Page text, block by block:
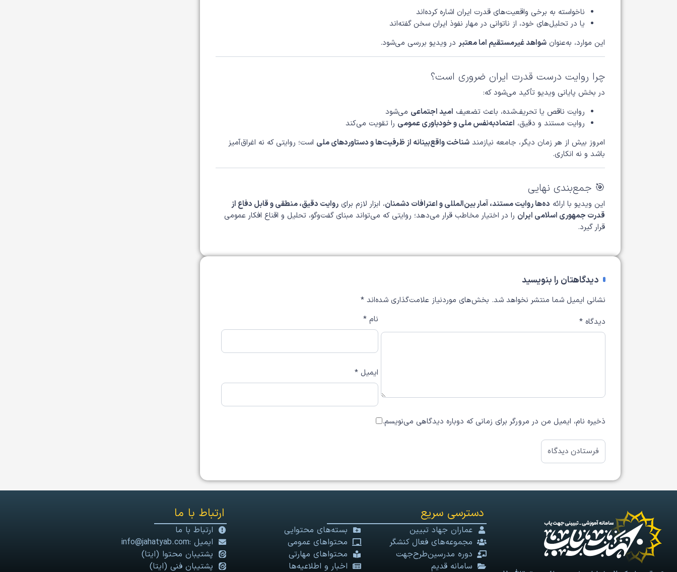
ناخواسته به برخی واقعیت‌های قدرت ایران اشاره کرده‌اند
یا در تحلیل‌های خود، از ناتوانی در مهار نفوذ ایران سخن گفته‌اند
این موارد، به‌عنوان شواهد غیرمستقیم اما معتبر در ویدیو بررسی می‌شود.
چرا روایت درست قدرت ایران ضروری است؟
در بخش پایانی ویدیو تأکید می‌شود که:
روایت ناقص یا تحریف‌شده، باعث تضعیف امید اجتماعی می‌شود
روایت مستند و دقیق، اعتمادبه‌نفس ملی و خودباوری عمومی را تقویت می‌کند
امروز بیش از هر زمان دیگر، جامعه نیازمند شناخت واقع‌بینانه از ظرفیت‌ها و دستاوردهای ملی است؛ روایتی که نه اغراق‌آمیز
باشد و نه انکاری.
🎯 جمع‌بندی نهایی
این ویدیو با ارائه ده‌ها روایت مستند، آمار بین‌المللی و اعترافات دشمنان، ابزار لازم برای روایت دقیق، منطقی و قابل دفاع از
قدرت جمهوری اسلامی ایران را در اختیار مخاطب قرار می‌دهد؛ روایتی که می‌تواند مبنای گفت‌وگو، تحلیل و اقناع افکار عمومی
قرار گیرد.
دیدگاهتان را بنویسید
نشانی ایمیل شما منتشر نخواهد شد. بخش‌های موردنیاز علامت‌گذاری شده‌اند *
دیدگاه * نام *
ایمیل *
ذخیره نام، ایمیل من در مرورگر برای زمانی که دوباره دیدگاهی می‌نویسم.
دسترسی سریع
عماران جهاد تبیین
مجموعه‌های فعال کنشگر
دوره مدرسین‌طرح‌جهت
سامانه قدیم
بسته‌های محتوایی
محتواهای عمومی
محتواهای مهارتی
اخبار و اطلاعیه‌ها
ارتباط با ما
ارتباط با ما
ایمیل :info@jahatyab.com
پشتیبان محتوا (ایتا)
پشتیبان فنی (ایتا)